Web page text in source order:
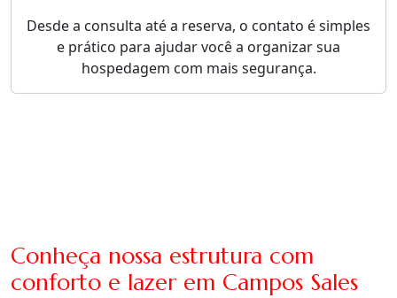
Desde a consulta até a reserva, o contato é simples
e prático para ajudar você a organizar sua
hospedagem com mais segurança.
Conheça nossa estrutura com
conforto e lazer em Campos Sales